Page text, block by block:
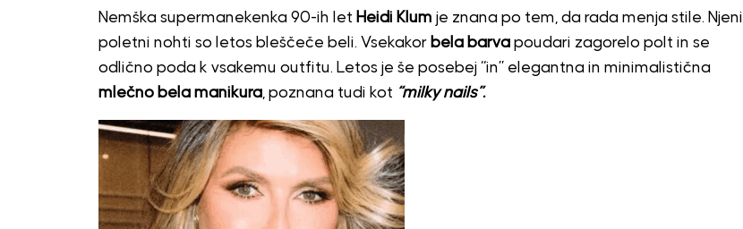
Nemška supermanekenka 90-ih let Heidi Klum je znana po tem, da rada menja stile. Njeni
poletni nohti so letos bleščeče beli. Vsekakor bela barva poudari zagorelo polt in se
odlično poda k vsakemu outfitu. Letos je še posebej “in” elegantna in minimalistična
mlečno bela manikura, poznana tudi kot “milky nails”.